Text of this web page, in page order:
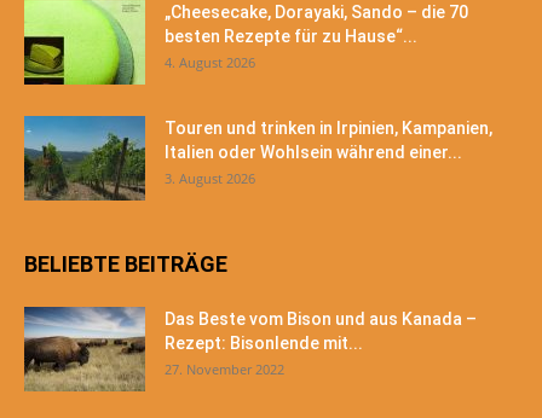
„Cheesecake, Dorayaki, Sando – die 70
besten Rezepte für zu Hause“...
4. August 2026
Touren und trinken in Irpinien, Kampanien,
Italien oder Wohlsein während einer...
3. August 2026
BELIEBTE BEITRÄGE
Das Beste vom Bison und aus Kanada –
Rezept: Bisonlende mit...
27. November 2022